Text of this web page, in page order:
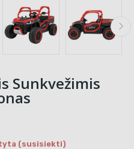
Sunkvežimis
(susisiekti)